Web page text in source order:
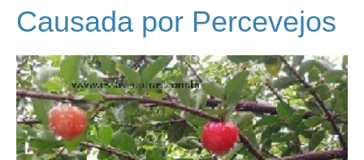
Causada por Percevejos